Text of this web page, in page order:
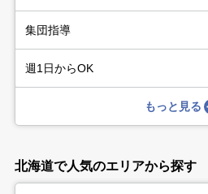
集団指導
週1日からOK
もっと見る
北海道で人気のエリアから探す